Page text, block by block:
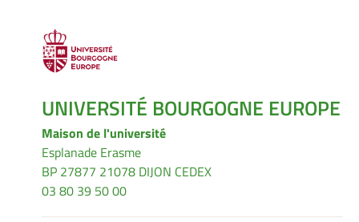
UNIVERSITÉ BOURGOGNE EUROPE
Maison de l'université
Esplanade Erasme
BP 27877 21078 DIJON CEDEX
03 80 39 50 00